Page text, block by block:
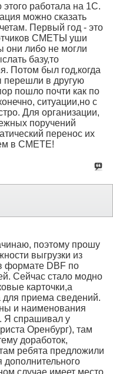
работала на 1С.
можно сказать
Первый год - это
СМЕТЫ уши
они либо не могли
базу,то
Потом был год,когда
в другую
пошло почти как по
ситуации,но с
Для организации,
поручений
перенос их
в СМЕТЕ!
поэтому прошу
выгрузки из
формате DBF по
Сейчас стало модно
карточки,а
приема сведений.
и наименования
Я спрашивал у
Оренбург), там
доработок,
ребята предложили
дополнительного